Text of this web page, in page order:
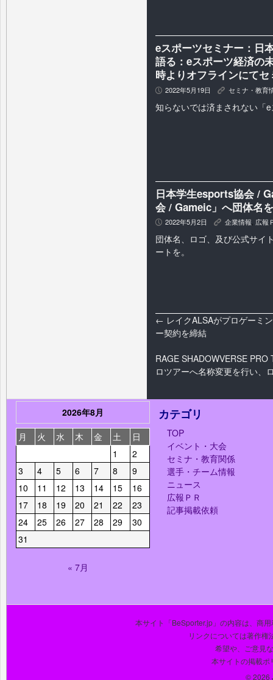
eスポーツセミナー：日
語る：eスポーツ経済の
時よりオフラインにて
P 2022年5月19日 K セミナ・教育
知らないでは済まされない「
日本学生esports協会 /
会 / Gameic」へ団体名
P 2022年5月2日 K 企業情報, 広報
団体名、ロゴ、及び公式サイ
ートを。
← レイクALSAがプロゲーミ
ー契約を締結
RAGE SHADOWVERSE
ロツアーへ名称変更を行い、
2026年8月
月
火 水 木 金 土
日
1
2
3
4 5 6 7 8
9
10
11 12 13 14 15
16
17
18 19 20 21 22
23
24
25 26 27 28 29
30
31
« 7月
カテゴリ
TOP
イベント・大会
セミナ・教育関係
選手・チーム情報
ニュース
広報ＰＲ
記事掲載依頼
本サイト「BeSporter.jp」の内容は、商
リンクについては著作権
希望や、ご意見
本サイトの掲載ポ
© 2026